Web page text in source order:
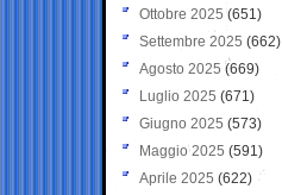
Ottobre 2025 (651)
Settembre 2025 (662)
Agosto 2025 (669)
Luglio 2025 (671)
Giugno 2025 (573)
Maggio 2025 (591)
Aprile 2025 (622)